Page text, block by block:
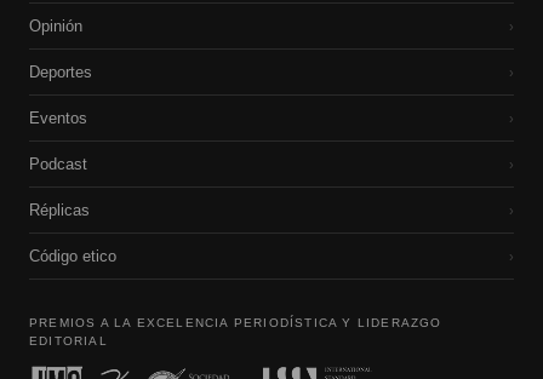
Opinión ›
Deportes ›
Eventos ›
Podcast ›
Réplicas ›
Código etico ›
PREMIOS A LA EXCELENCIA PERIODÍSTICA Y LIDERAZGO
EDITORIAL